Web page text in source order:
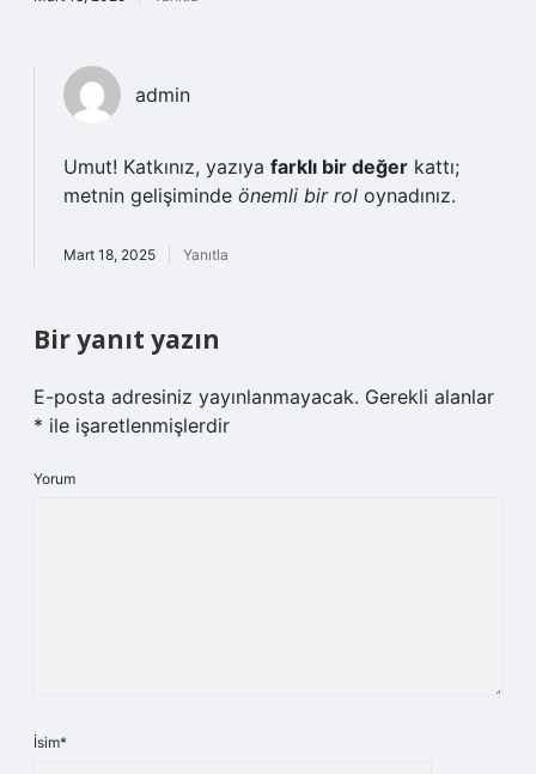
admin
Umut! Katkınız, yazıya farklı bir değer kattı;
metnin gelişiminde önemli bir rol oynadınız.
Mart 18, 2025 Yanıtla
Bir yanıt yazın
E-posta adresiniz yayınlanmayacak. Gerekli alanlar
* ile işaretlenmişlerdir
Yorum
İsim*